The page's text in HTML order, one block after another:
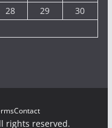
28 29
30
Contact
rights reserved.